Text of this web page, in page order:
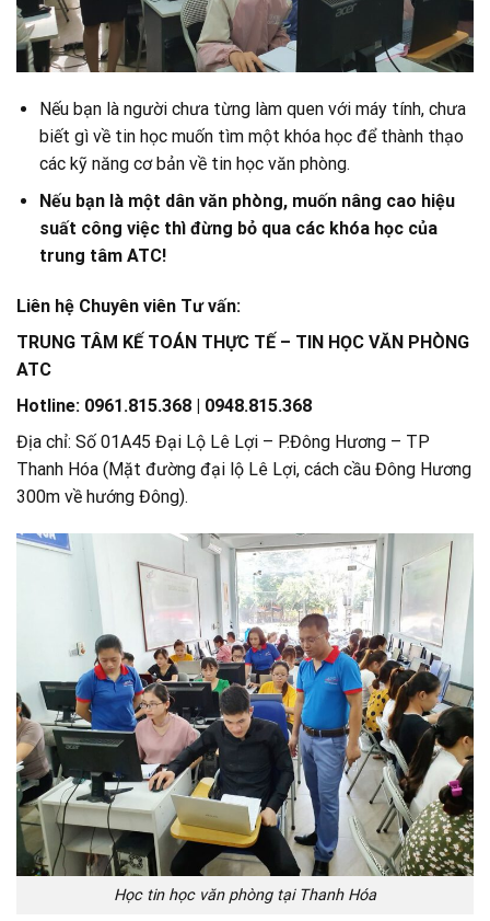
Nếu bạn là người chưa từng làm quen với máy tính, chưa
biết gì về tin học muốn tìm một khóa học để thành thạo
các kỹ năng cơ bản về tin học văn phòng.
Nếu bạn là một dân văn phòng, muốn nâng cao hiệu
suất công việc thì đừng bỏ qua các khóa học của
trung tâm ATC!
Liên hệ Chuyên viên Tư vấn:
TRUNG TÂM KẾ TOÁN THỰC TẾ – TIN HỌC VĂN PHÒNG
ATC
Hotline: 0961.815.368 | 0948.815.368
Địa chỉ: Số 01A45 Đại Lộ Lê Lợi – P.Đông Hương – TP
Thanh Hóa (Mặt đường đại lộ Lê Lợi, cách cầu Đông Hương
300m về hướng Đông).
Học tin học văn phòng tại Thanh Hóa